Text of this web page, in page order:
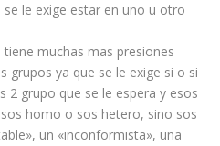
le exige estar en uno u otro
tiene muchas mas presiones
grupos ya que se le exige si o si
2 grupo que se le espera y esos
homo o sos hetero, sino sos
un «inconformista», una